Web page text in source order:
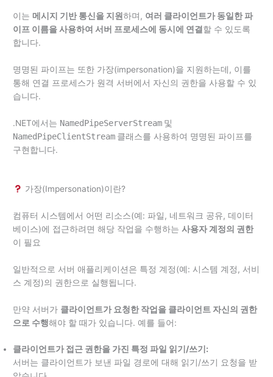
이는 메시지 기반 통신을 지원하며, 여러 클라이언트가 동일한 파
이프 이름을 사용하여 서버 프로세스에 동시에 연결할 수 있도록
합니다.
명명된 파이프는 또한 가장(impersonation)을 지원하는데, 이를
통해 연결 프로세스가 원격 서버에서 자신의 권한을 사용할 수 있
습니다.
.NET에서는 NamedPipeServerStream 및
NamedPipeClientStream 클래스를 사용하여 명명된 파이프를
구현합니다.
가장(Impersonation)이란?
컴퓨터 시스템에서 어떤 리소스(예: 파일, 네트워크 공유, 데이터
베이스)에 접근하려면 해당 작업을 수행하는사용자 계정의 권한
이 필요
일반적으로 서버 애플리케이션은 특정 계정(예: 시스템 계정, 서비
스 계정)의 권한으로 실행됩니다.
만약 서버가 클라이언트가 요청한 작업을 클라이언트 자신의 권한
으로 수행해야 할 때가 있습니다. 예를 들어:
클라이언트가 접근 권한을 가진 특정 파일 읽기/쓰기:
서버는 클라이언트가 보낸 파일 경로에 대해 읽기/쓰기 요청을 받